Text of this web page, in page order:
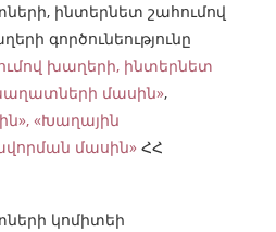
ինտերնետ շահումով
գործունեությունը
խաղերի, ինտերնետ
մասին»,
«Խաղային
մասին» ՀՀ
կոմիտեի